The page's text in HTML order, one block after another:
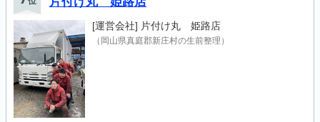
[運営会社] 片付け丸 姫路店
（岡山県真庭郡新庄村の生前整理）